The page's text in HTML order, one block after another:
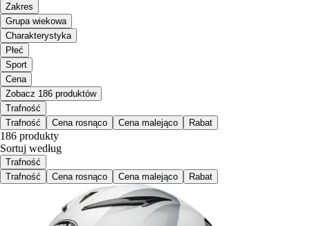
Zakres
Grupa wiekowa
Charakterystyka
Płeć
Sport
Cena
Zobacz 186 produktów
Trafność
Trafność
Cena rosnąco Cena malejąco Rabat
186 produkty
Sortuj według
Trafność
Trafność
Cena rosnąco Cena malejąco Rabat